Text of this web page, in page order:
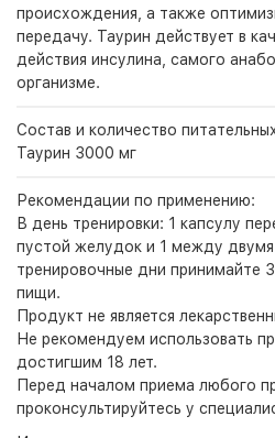
происхождения, а также
передачу. Таурин действует в
действия инсулина, самого
организме.
Состав и количество
Таурин 3000 мг
Рекомендации по применению:
В день тренировки: 1 капсулу
пустой желудок и 1 между
тренировочные дни принимайте
пищи.
Продукт не является
Не рекомендуем использовать
достигшим 18 лет.
Перед началом приема любого
проконсультируйтесь у